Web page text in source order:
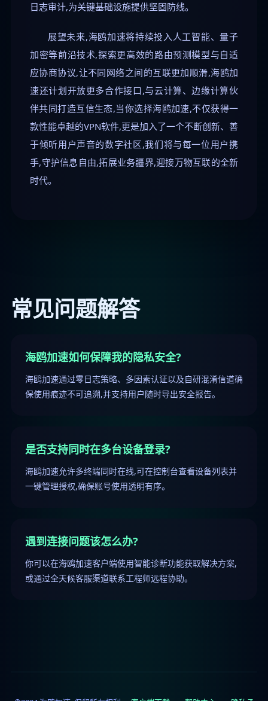
日志审计,为关键基础设施提供坚固防线。
展望未来,海鸥加速将持续投入人工智能、量子
加密等前沿技术,探索更高效的路由预测模型与自适
应协商协议,让不同网络之间的互联更加顺滑,海鸥加
速还计划开放更多合作接口,与云计算、边缘计算伙
伴共同打造互信生态,当你选择海鸥加速,不仅获得一
款性能卓越的VPN软件,更是加入了一个不断创新、善
于倾听用户声音的数字社区,我们将与每一位用户携
手,守护信息自由,拓展业务疆界,迎接万物互联的全新
时代。
常见问题解答
海鸥加速如何保障我的隐私安全?
海鸥加速通过零日志策略、多因素认证以及自研混淆信道确
保使用痕迹不可追溯,并支持用户随时导出安全报告。
是否支持同时在多台设备登录?
海鸥加速允许多终端同时在线,可在控制台查看设备列表并
一键管理授权,确保账号使用透明有序。
遇到连接问题该怎么办?
你可以在海鸥加速客户端使用智能诊断功能获取解决方案,
或通过全天候客服渠道联系工程师远程协助。